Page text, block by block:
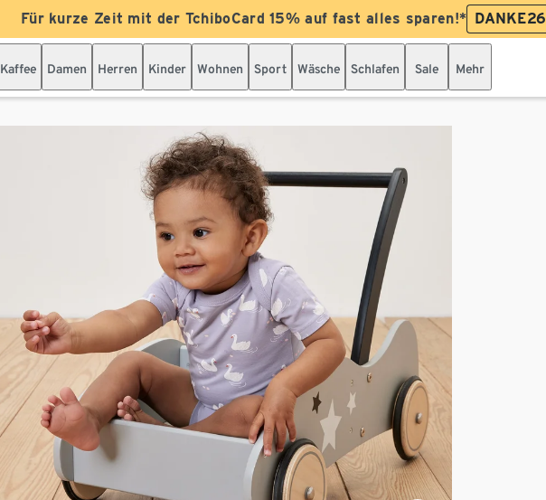
Für kurze Zeit mit der TchiboCard 15% auf fast alles sparen!* DANKE26
Kaffee Damen Herren Kinder Wohnen Sport Wäsche Schlafen Sale Mehr